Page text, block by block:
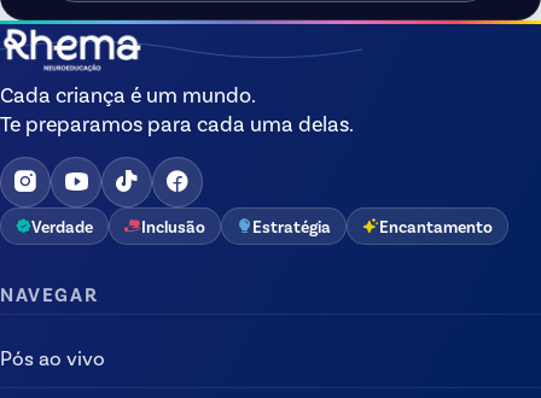
Cada criança é um mundo.
Te preparamos para cada uma delas.
Verdade Inclusão Estratégia Encantamento
NAVEGAR
Pós ao vivo